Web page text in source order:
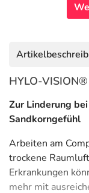
HYLO-
Zur Linderung
Sandkorngefühl
Arbeiten am
trockene
Erkrankungen
mehr mit